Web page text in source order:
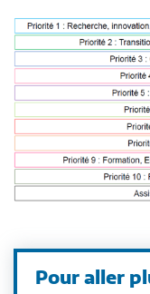
Pour aller